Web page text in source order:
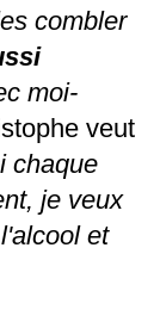
combler
moi-
veut
chaque
je veux
et